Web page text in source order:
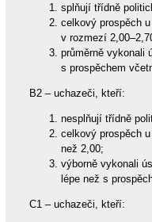
splňují třídně
celkový prospěch
v rozmezí
průměrně vykonali
s prospěchem
B2 – uchazeči, kteří:
nesplňují třídně
celkový prospěch
než 2,00;
výborně vykonali
lépe než s
C1 – uchazeči, kteří: